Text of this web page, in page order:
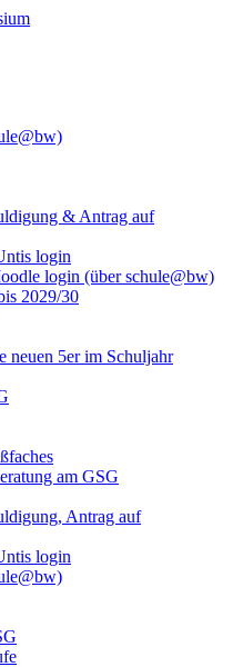
& Antrag auf
login
login (über schule@bw)
2029/30
neuen 5er im Schuljahr
am GSG
Antrag auf
login